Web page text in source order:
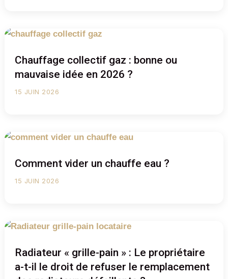
Chauffage collectif gaz : bonne ou
mauvaise idée en 2026 ?
15 JUIN 2026
Comment vider un chauffe eau ?
15 JUIN 2026
Radiateur « grille-pain » : Le propriétaire
a-t-il le droit de refuser le remplacement